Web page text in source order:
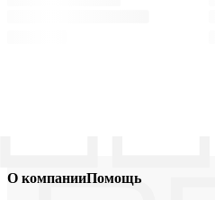
О компанииПомощь